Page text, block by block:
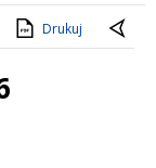
Drukuj